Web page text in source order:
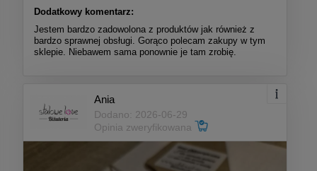
Dodatkowy komentarz:
Jestem bardzo zadowolona z produktów jak również z
bardzo sprawnej obsługi. Gorąco polecam zakupy w tym
sklepie. Niebawem sama ponownie je tam zrobię.
Ania
Dodano: 2026-06-29
Opinia zweryfikowana